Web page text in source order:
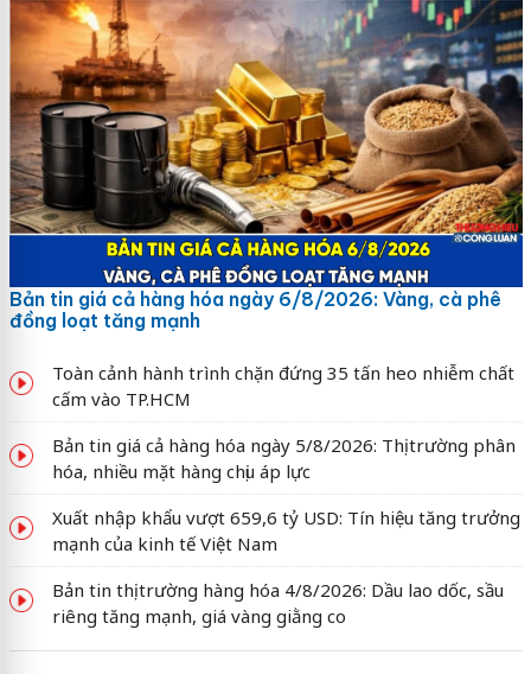
Bản tin giá cả hàng hóa ngày 6/8/2026: Vàng, cà phê
đồng loạt tăng mạnh
Toàn cảnh hành trình chặn đứng 35 tấn heo nhiễm chất
cấm vào TP.HCM
Bản tin giá cả hàng hóa ngày 5/8/2026: Thị trường phân
hóa, nhiều mặt hàng chịu áp lực
Xuất nhập khẩu vượt 659,6 tỷ USD: Tín hiệu tăng trưởng
mạnh của kinh tế Việt Nam
Bản tin thị trường hàng hóa 4/8/2026: Dầu lao dốc, sầu
riêng tăng mạnh, giá vàng giằng co